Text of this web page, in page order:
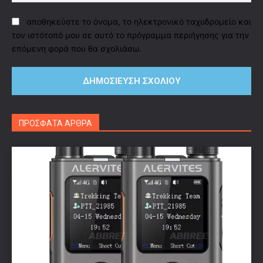
αποθηκεύστε το όνομα, το ηλεκτρονικό ταχυδρομείο και
τον ιστότοπό μου σε αυτό το πρόγραμμα περιήγησης για την
επόμενη φορά που θα σχολιάσω.
ΠΡΟΣΦΑΤΑ ΑΡΘΡΑ